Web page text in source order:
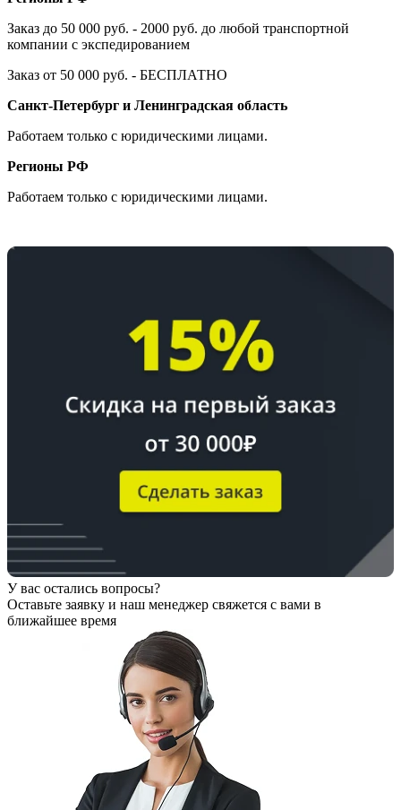
Заказ до 50 000 руб. - 2000 руб. до любой транспортной
компании с экспедированием
Заказ от 50 000 руб. - БЕСПЛАТНО
Санкт-Петербург и Ленинградская область
Работаем только с юридическими лицами.
Регионы РФ
Работаем только с юридическими лицами.
У вас остались вопросы?
Оставьте заявку и наш менеджер свяжется с вами в
ближайшее время